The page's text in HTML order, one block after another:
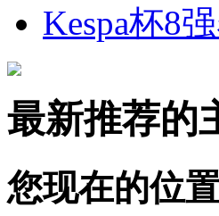
Kespa杯8
最新推荐的
您现在的位置